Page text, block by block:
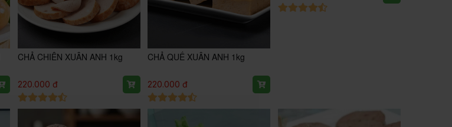
CHẢ CHIÊN XUÂN ANH 1kg
220.000 đ
CHẢ QUẾ XUÂN ANH 1kg
220.000 đ